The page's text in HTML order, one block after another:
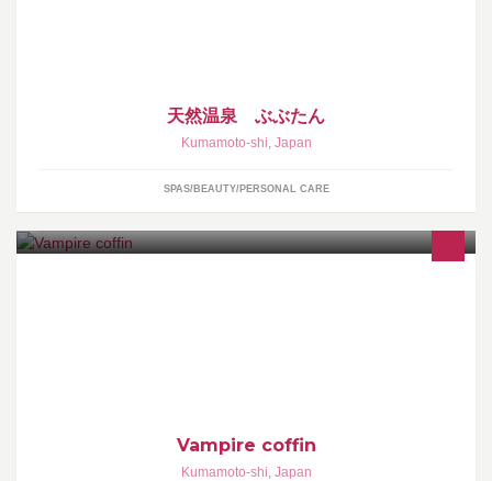
天然温泉 ぶぶたん
Kumamoto-shi, Japan
SPAS/BEAUTY/PERSONAL CARE
Vampire coffin
Kumamoto-shi, Japan